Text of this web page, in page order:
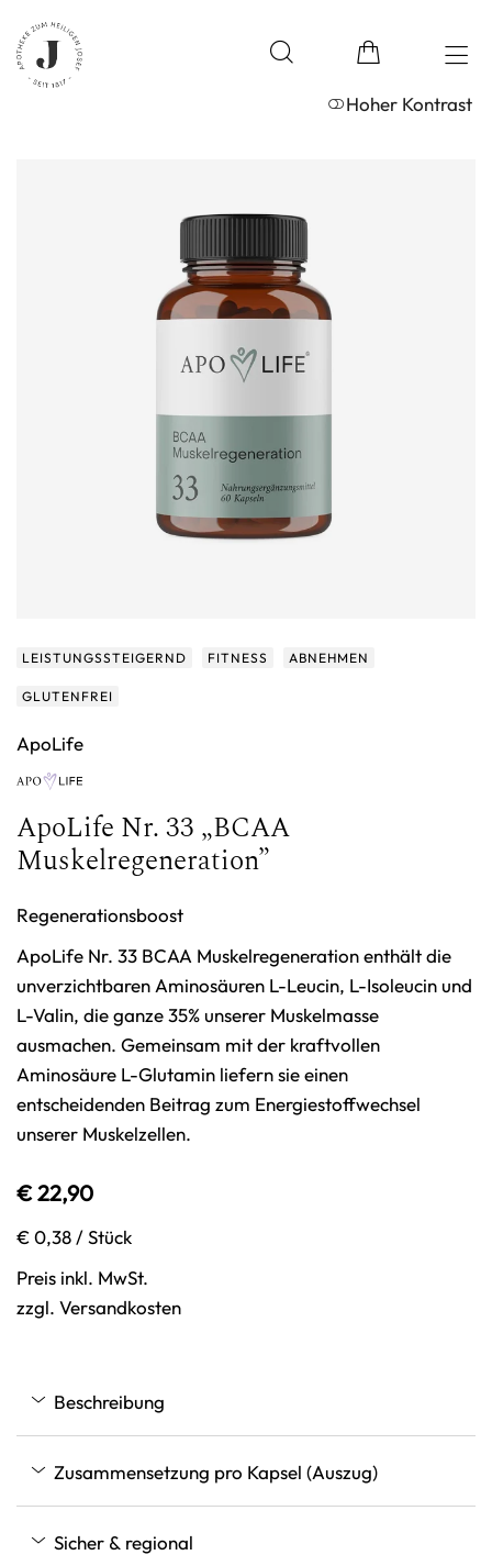
Hoher Kontrast
LEISTUNGSSTEIGERND FITNESS ABNEHMEN
GLUTENFREI
ApoLife
ApoLife Nr. 33 „BCAA
Muskelregeneration”
Regenerationsboost
ApoLife Nr. 33 BCAA Muskelregeneration enthält die
unverzichtbaren Aminosäuren L-Leucin, L-Isoleucin und
L-Valin, die ganze 35% unserer Muskelmasse
ausmachen. Gemeinsam mit der kraftvollen
Aminosäure L-Glutamin liefern sie einen
entscheidenden Beitrag zum Energiestoffwechsel
unserer Muskelzellen.
€ 22,90
€ 0,38 / Stück
Preis inkl. MwSt.
zzgl. Versandkosten
Beschreibung
Zusammensetzung pro Kapsel (Auszug)
Sicher & regional